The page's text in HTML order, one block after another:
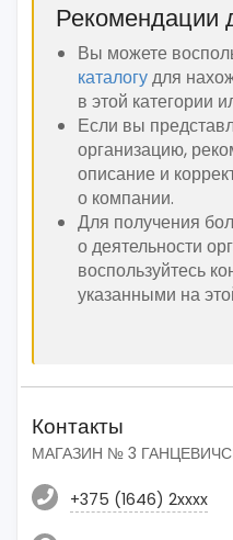
Рекомендации
Вы можете
каталогудля
в этой категории
Если вы
организацию,
описание и
о компании.
Для получения
о деятельности
воспользуйтесь
указанными на
Контакты
МАГАЗИН № 3
+375 (1646) 2xxxx